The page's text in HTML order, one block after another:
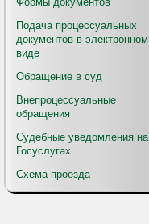
Подача процессуальных
документов в электронном
виде
Обращение в суд
Внепроцессуальные
обращения
Судебные уведомления на
Госуслугах
Схема проезда